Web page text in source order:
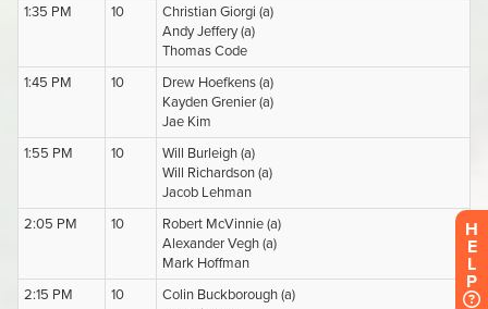
H
E
L
P